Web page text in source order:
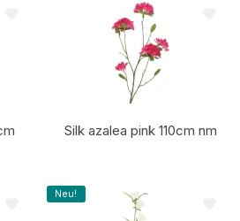
Silk azalea pink 110cm nm
Artikelcode:
Neu!